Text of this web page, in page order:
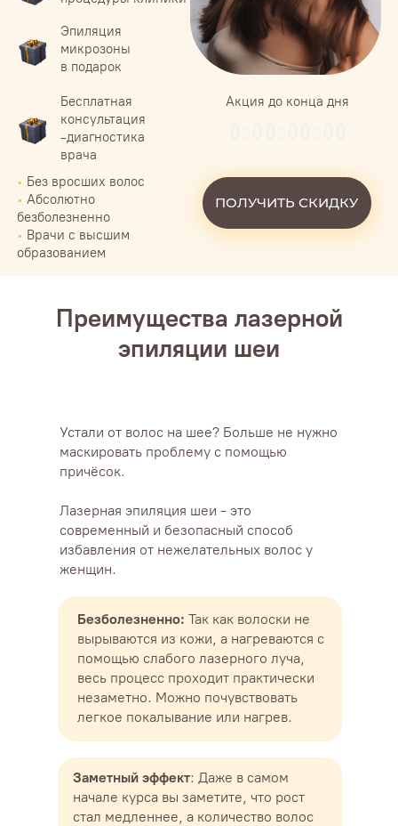
Бесплатная
-диагностика
врача
Акция до конца дня
0:00:0 00
Без вросших волос
безболезненно
Врачи с высшим
образованием
Преимущества лазерной
эпиляции шеи
Безболезненно: Так как волоски не
вырываются из кожи, а нагреваются с
помощью слабого лазерного луча,
весь процесс проходит практически
незаметно. Можно почувствовать
легкое покалывание или нагрев.
Заметный эффект: Даже в самом
начале курса вы заметите, что рост
стал медленнее, а количество волос
Устали от волос на шее? Больше не нужно
маскировать проблему с помощью
причёсок.
Лазерная эпиляция шеи - это
современный и безопасный способ
избавления от нежелательных волос у
женщин.